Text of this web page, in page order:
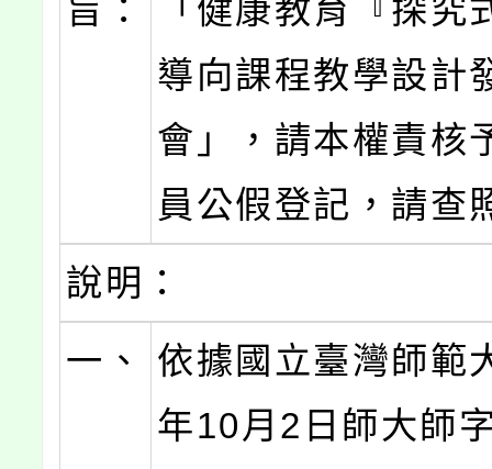
旨：
「健康教育『探究
導向課程教學設計
會」，請本權責核
員公假登記，請查
說明：
一、
依據國立臺灣師範
年10月2日師大師